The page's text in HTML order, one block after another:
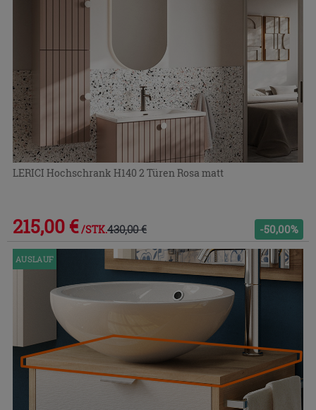
LERICI Hochschrank H140 2 Türen Rosa matt
215,00 € /STK.430,00 € -50,00%
AUSLAUF